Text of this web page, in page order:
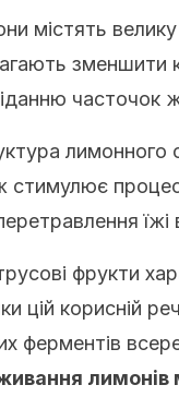
містять велику
зменшити
часточок
стимулює
фрукти
цій корисній
ферментів